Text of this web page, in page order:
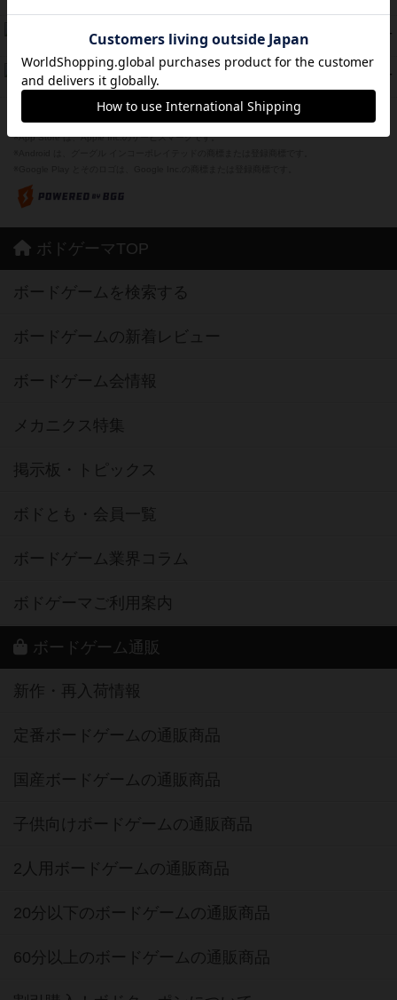
PT
紹介文なし 1件の投稿
PT
ドコジャン
紹介文あり 10件の投稿
※Apple、Apple のロゴ は、米国および他の国々で登録されたApple Inc.の商標です。
※App Store は、Apple Inc.のサービスマークです。
ボドゲーマTOP
ボードゲームを検索する
ボードゲームの新着レビュー
ボードゲーム会情報
メカニクス特集
掲示板・トピックス
ボドとも・会員一覧
ボードゲーム業界コラム
ボドゲーマご利用案内
ボードゲーム通販
新作・再入荷情報
定番ボードゲームの通販商品
国産ボードゲームの通販商品
子供向けボードゲームの通販商品
2人用ボードゲームの通販商品
20分以下のボードゲームの通販商品
60分以上のボードゲームの通販商品